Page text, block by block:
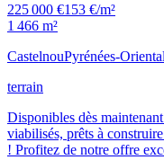
225 000 €153 €/m²
1 466 m²
CastelnouPyrénées-
terrain
Disponibles dès
viabilisés, prêts à
! Profitez de notre offre